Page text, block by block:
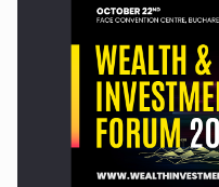
Comunicat de presa: